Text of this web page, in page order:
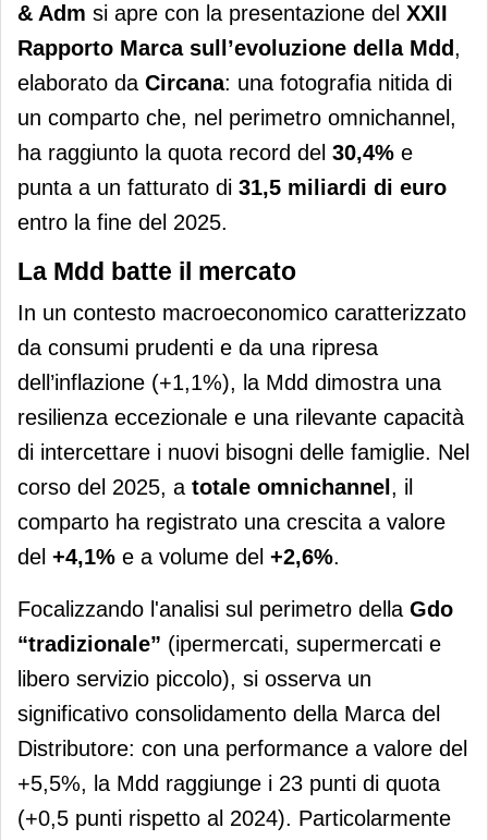
& Adm si apre con la presentazione del XXII
Rapporto Marca sull’evoluzione della Mdd,
elaborato da Circana: una fotografia nitida di
un comparto che, nel perimetro omnichannel,
ha raggiunto la quota record del 30,4% e
punta a un fatturato di 31,5 miliardi di euro
entro la fine del 2025.
La Mdd batte il mercato
In un contesto macroeconomico caratterizzato
da consumi prudenti e da una ripresa
dell’inflazione (+1,1%), la Mdd dimostra una
resilienza eccezionale e una rilevante capacità
di intercettare i nuovi bisogni delle famiglie. Nel
corso del 2025, a totale omnichannel , il
comparto ha registrato una crescita a valore
del +4,1% e a volume del +2,6%.
Focalizzando l'analisi sul perimetro della Gdo
“tradizionale” (ipermercati, supermercati e
libero servizio piccolo), si osserva un
significativo consolidamento della Marca del
Distributore: con una performance a valore del
+5,5%, la Mdd raggiunge i 23 punti di quota
(+0,5 punti rispetto al 2024). Particolarmente